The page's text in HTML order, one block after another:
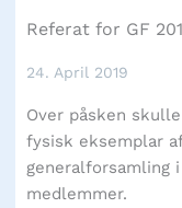
Referat for GF
24. April 2019
Over påsken
fysisk eksemplar
generalforsamling
medlemmer.